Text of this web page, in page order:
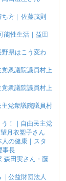
方｜佐藤茂則
能性生活｜益田
県はこう変わ
衆議院議員村上
衆議院議員村上
党衆議院議員村
！｜自由民主党
月衣塑子さん
の健康｜スタ
事長
森田実さん・藤
公益財団法人